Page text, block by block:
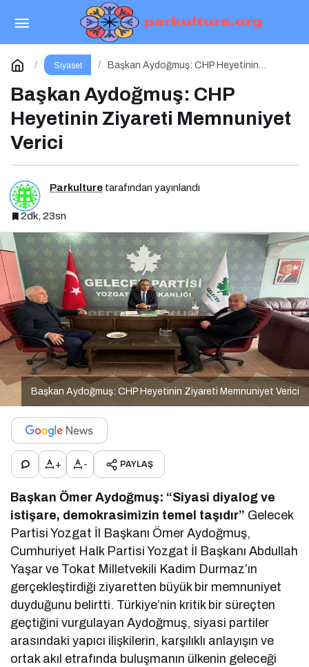
Siyaset
Başkan Aydoğmuş: CHP Heyetinin
Başkan Aydoğmuş: CHP
Heyetinin Ziyareti Memnuniyet
Verici
Parkulture tarafından yayınlandı
2dk, 23sn
Başkan Aydoğmuş: CHP Heyetinin Ziyareti Memnuniyet Verici
+ - PAYLAŞ
Başkan Ömer Aydoğmuş: “Siyasi diyalog ve
istişare, demokrasimizin temel taşıdır” Gelecek
Partisi Yozgat İl Başkanı Ömer Aydoğmuş,
Cumhuriyet Halk Partisi Yozgat İl Başkanı Abdullah
Yaşar ve Tokat Milletvekili Kadim Durmaz’ın
gerçekleştirdiği ziyaretten büyük bir memnuniyet
duyduğunu belirtti. Türkiye’nin kritik bir süreçten
geçtiğini vurgulayan Aydoğmuş, siyasi partiler
arasındaki yapıcı ilişkilerin, karşılıklı anlayışın ve
ortak akıl etrafında buluşmanın ülkenin geleceği
Başkan Saltuk Deniz: “Ya Hep Beraber Ya
Hiçbirimiz!”
Yorum Yap